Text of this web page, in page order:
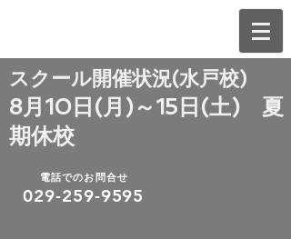
​スクール開催状況(水戸校)
8月10日(月)～15日(土) 夏
期休校
電話でのお問合せ
029-259-9595